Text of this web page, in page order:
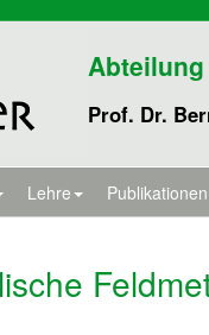
Prof. Dr.
Lehre Publikationen